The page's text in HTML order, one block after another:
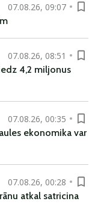
07.08.26, 09:07
07.08.26, 08:51
4,2 miljonus
07.08.26, 00:35
ekonomika var
07.08.26, 00:28
atkal satricina